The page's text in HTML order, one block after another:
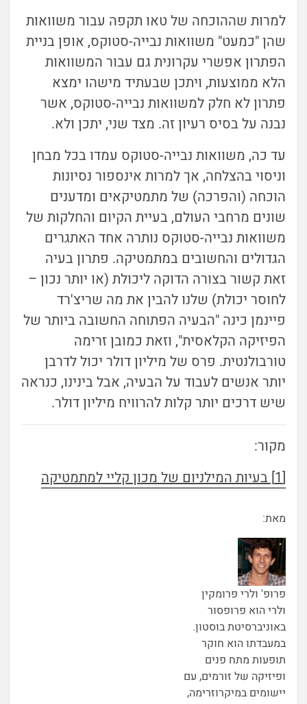
למרות שההוכחה של טאו תקפה עבור משוואות
שהן "כמעט" משוואות נבייה-סטוקס, אופן בניית
הפתרון אפשרי עקרונית גם עבור המשוואות
הלא ממוצעות, ויתכן שבעתיד מישהו ימצא
פתרון לא חלק למשוואות נבייה-סטוקס, אשר
נבנה על בסיס רעיון זה. מצד שני, יתכן ולא.
עד כה, משוואות נבייה-סטוקס עמדו בכל מבחן
וניסוי בהצלחה, אך למרות אינספור נסיונות
הוכחה (והפרכה) של מתמטיקאים ומדענים
שונים מרחבי העולם, בעיית הקיום והחלקות של
משוואות נבייה-סטוקס נותרה אחד האתגרים
הגדולים והחשובים במתמטיקה. פתרון בעיה
זאת קשור בצורה הדוקה ליכולת (או יותר נכון –
לחוסר יכולת) שלנו להבין את מה שריצ'רד
פיינמן כינה "הבעיה הפתוחה החשובה ביותר של
הפיזיקה הקלאסית", וזאת כמובן זרימה
טורבולנטית. פרס של מיליון דולר יכול לדרבן
יותר אנשים לעבוד על הבעיה, אבל בינינו, כנראה
שיש דרכים יותר קלות להרוויח מיליון דולר.
מקור:
[1] בעיות המילניום של מכון קליי למתמטיקה
מאת:
פרופ' ולרי פרומקין
ולרי הוא פרופסור
באוניברסיטת בוסטון.
במעבדתו הוא חוקר
תופעות מתח פנים
ופיזיקה של זורמים, עם
יישומים במיקרוזרימה,